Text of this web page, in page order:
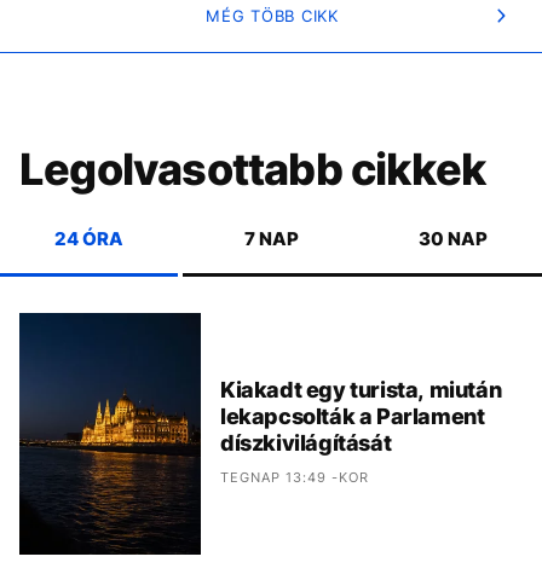
MÉG TÖBB CIKK
Legolvasottabb cikkek
24 ÓRA 7 NAP 30 NAP
Kiakadt egy turista, miután
lekapcsolták a Parlament
díszkivilágítását
TEGNAP 13:49 -KOR